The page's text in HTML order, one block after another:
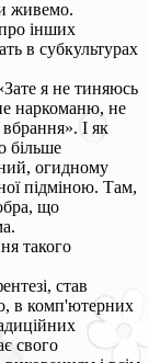
живемо.
інших
в субкультурах
я не тиняюсь
наркоманю, не
І як
більше
огидному
підміною. Там,
що
такого
став
в комп'ютерних
свого